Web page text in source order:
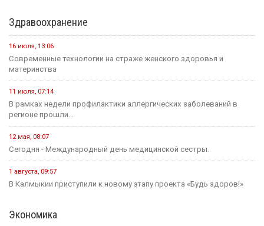
Здравоохранение
16 июля, 13:06
Современные технологии на страже женского здоровья и
материнства
11 июля, 07:14
В рамках недели профилактики аллергических заболеваний в
регионе прошли...
12 мая, 08:07
Сегодня - Международный день медицинской сестры.
1 августа, 09:57
В Калмыкии приступили к новому этапу проекта «Будь здоров!»
Экономика